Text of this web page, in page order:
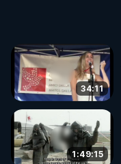
34:11
1:49:15